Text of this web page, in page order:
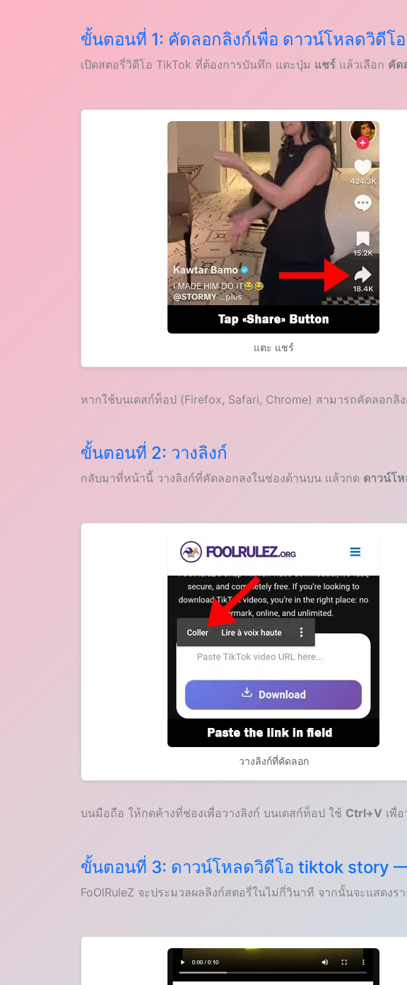
ขั้นตอนที่ 1: คัดลอกลิงก์เพื่อ ดาวน์โหลดวิดีโ
เปิดสตอรี่วิดีโอ TikTok ที่ต้องการบันทึก แตะปุ่ม แชร์ แล้วเลือก คัด
แตะ แชร์
หากใช้บนเดสก์ท็อป (Firefox, Safari, Chrome) สามารถคัดลอก
ขั้นตอนที่ 2: วางลิงก์
กลับมาที่หน้านี้ วางลิงก์ที่คัดลอกลงในช่องด้านบน แล้วกด ดาวน์โ
วางลิงก์ที่คัดลอก
บนมือถือ ให้กดค้างที่ช่องเพื่อวางลิงก์ บนเดสก์ท็อป ใช้ Ctrl+V เพื่อ
ขั้นตอนที่ 3: ดาวน์โหลดวิดีโอ tiktok story
FoOlRuleZ จะประมวลผลลิงก์สตอรี่ในไม่กี่วินาที จากนั้นจะแสดง